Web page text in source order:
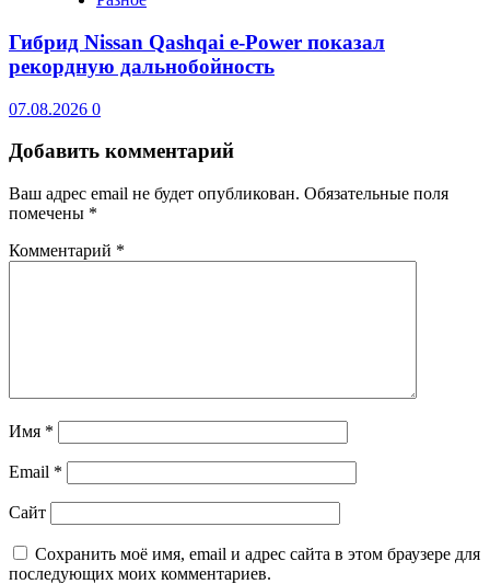
Гибрид Nissan Qashqai e-Power показал
рекордную дальнобойность
07.08.2026 0
Добавить комментарий
Ваш адрес email не будет опубликован. Обязательные поля
помечены *
Комментарий *
Имя *
Email *
Сайт
Сохранить моё имя, email и адрес сайта в этом браузере для
последующих моих комментариев.